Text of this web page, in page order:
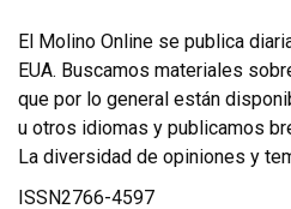
El Molino Online se publica
EUA. Buscamos materiales
que por lo general están
u otros idiomas y publicamos
La diversidad de opiniones y
ISSN2766-4597